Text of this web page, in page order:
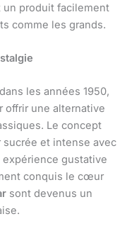
un produit facilement
comme les grands.
les années 1950,
offrir une alternative
Le concept
et intense avec
gustative
conquis le cœur
sont devenus un